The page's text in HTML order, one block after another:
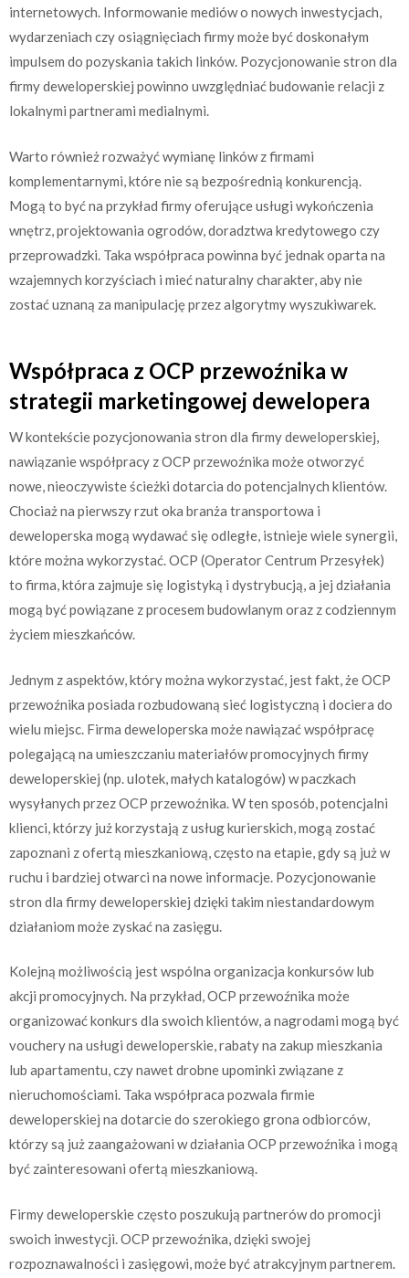
internetowych. Informowanie mediów o nowych inwestycjach,
wydarzeniach czy osiągnięciach firmy może być doskonałym
impulsem do pozyskania takich linków. Pozycjonowanie stron dla
firmy deweloperskiej powinno uwzględniać budowanie relacji z
lokalnymi partnerami medialnymi.
Warto również rozważyć wymianę linków z firmami
komplementarnymi, które nie są bezpośrednią konkurencją.
Mogą to być na przykład firmy oferujące usługi wykończenia
wnętrz, projektowania ogrodów, doradztwa kredytowego czy
przeprowadzki. Taka współpraca powinna być jednak oparta na
wzajemnych korzyściach i mieć naturalny charakter, aby nie
zostać uznaną za manipulację przez algorytmy wyszukiwarek.
Współpraca z OCP przewoźnika w
strategii marketingowej dewelopera
W kontekście pozycjonowania stron dla firmy deweloperskiej,
nawiązanie współpracy z OCP przewoźnika może otworzyć
nowe, nieoczywiste ścieżki dotarcia do potencjalnych klientów.
Chociaż na pierwszy rzut oka branża transportowa i
deweloperska mogą wydawać się odległe, istnieje wiele synergii,
które można wykorzystać. OCP (Operator Centrum Przesyłek)
to firma, która zajmuje się logistyką i dystrybucją, a jej działania
mogą być powiązane z procesem budowlanym oraz z codziennym
życiem mieszkańców.
Jednym z aspektów, który można wykorzystać, jest fakt, że OCP
przewoźnika posiada rozbudowaną sieć logistyczną i dociera do
wielu miejsc. Firma deweloperska może nawiązać współpracę
polegającą na umieszczaniu materiałów promocyjnych firmy
deweloperskiej (np. ulotek, małych katalogów) w paczkach
wysyłanych przez OCP przewoźnika. W ten sposób, potencjalni
klienci, którzy już korzystają z usług kurierskich, mogą zostać
zapoznani z ofertą mieszkaniową, często na etapie, gdy są już w
ruchu i bardziej otwarci na nowe informacje. Pozycjonowanie
stron dla firmy deweloperskiej dzięki takim niestandardowym
działaniom może zyskać na zasięgu.
Kolejną możliwością jest wspólna organizacja konkursów lub
akcji promocyjnych. Na przykład, OCP przewoźnika może
organizować konkurs dla swoich klientów, a nagrodami mogą być
vouchery na usługi deweloperskie, rabaty na zakup mieszkania
lub apartamentu, czy nawet drobne upominki związane z
nieruchomościami. Taka współpraca pozwala firmie
deweloperskiej na dotarcie do szerokiego grona odbiorców,
którzy są już zaangażowani w działania OCP przewoźnika i mogą
być zainteresowani ofertą mieszkaniową.
Firmy deweloperskie często poszukują partnerów do promocji
swoich inwestycji. OCP przewoźnika, dzięki swojej
rozpoznawalności i zasięgowi, może być atrakcyjnym partnerem.